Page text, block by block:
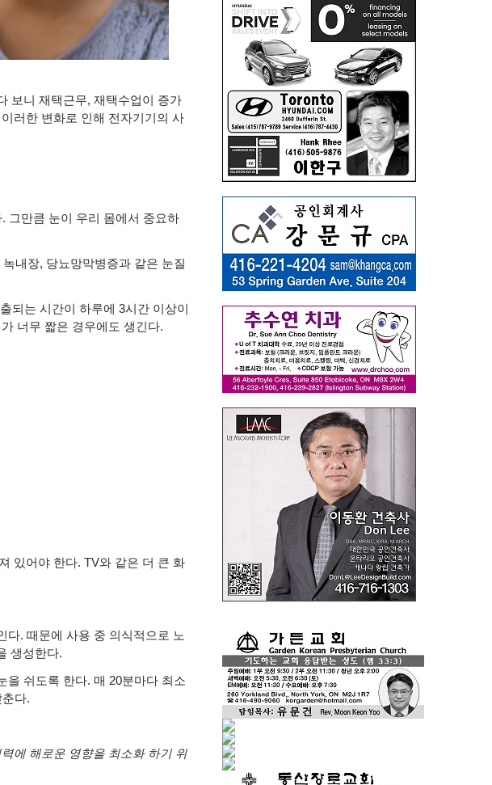
보니 재택근무, 재택수업이 증가
이러한 변화로 인해 전자기기의 사
. 그만큼 눈이 우리 몸에서 중요하
녹내장, 당뇨망막병증과 같은 눈질
되는 시간이 하루에 3시간 이상이
너무 짧은 경우에도 생긴다.
있어야 한다. TV와 같은 더 큰 화
다. 때문에 사용 중 의식적으로 노
생성한다.
을 쉬도록 한다. 매 20분마다 최소
춘다.
력에 해로운 영향을 최소화 하기 위